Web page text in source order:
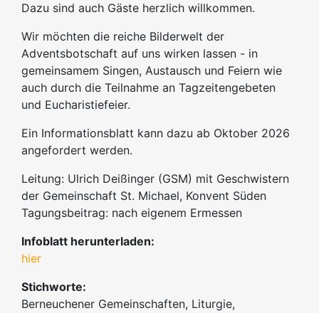
Dazu sind auch Gäste herzlich willkommen.
Wir möchten die reiche Bilderwelt der
Adventsbotschaft auf uns wirken lassen - in
gemeinsamem Singen, Austausch und Feiern wie
auch durch die Teilnahme an Tagzeitengebeten
und Eucharistiefeier.
Ein Informationsblatt kann dazu ab Oktober 2026
angefordert werden.
Leitung: Ulrich Deißinger (GSM) mit Geschwistern
der Gemeinschaft St. Michael, Konvent Süden
Tagungsbeitrag: nach eigenem Ermessen
Infoblatt herunterladen:
hier
Stichworte:
Berneuchener Gemeinschaften, Liturgie,